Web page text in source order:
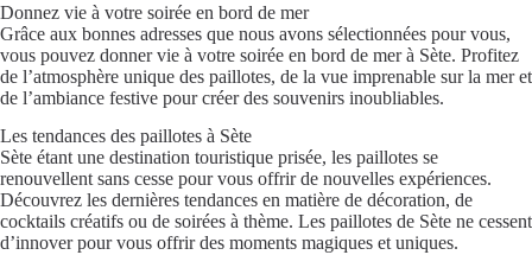
Donnez vie à votre soirée en bord de mer
Grâce aux bonnes adresses que nous avons sélectionnées pour vous,
vous pouvez donner vie à votre soirée en bord de mer à Sète. Profitez
de l’atmosphère unique des paillotes, de la vue imprenable sur la mer et
de l’ambiance festive pour créer des souvenirs inoubliables.
Les tendances des paillotes à Sète
Sète étant une destination touristique prisée, les paillotes se
renouvellent sans cesse pour vous offrir de nouvelles expériences.
Découvrez les dernières tendances en matière de décoration, de
cocktails créatifs ou de soirées à thème. Les paillotes de Sète ne cessent
d’innover pour vous offrir des moments magiques et uniques.